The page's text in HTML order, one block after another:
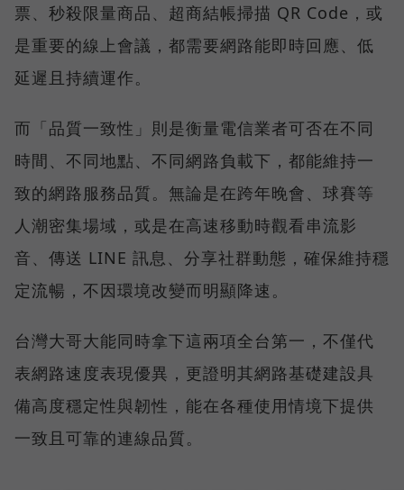
票、秒殺限量商品、超商結帳掃描 QR Code，或
是重要的線上會議，都需要網路能即時回應、低
延遲且持續運作。
而「品質一致性」則是衡量電信業者可否在不同
時間、不同地點、不同網路負載下，都能維持一
致的網路服務品質。無論是在跨年晚會、球賽等
人潮密集場域，或是在高速移動時觀看串流影
音、傳送 LINE 訊息、分享社群動態，確保維持穩
定流暢，不因環境改變而明顯降速。
台灣大哥大能同時拿下這兩項全台第一，不僅代
表網路速度表現優異，更證明其網路基礎建設具
備高度穩定性與韌性，能在各種使用情境下提供
一致且可靠的連線品質。